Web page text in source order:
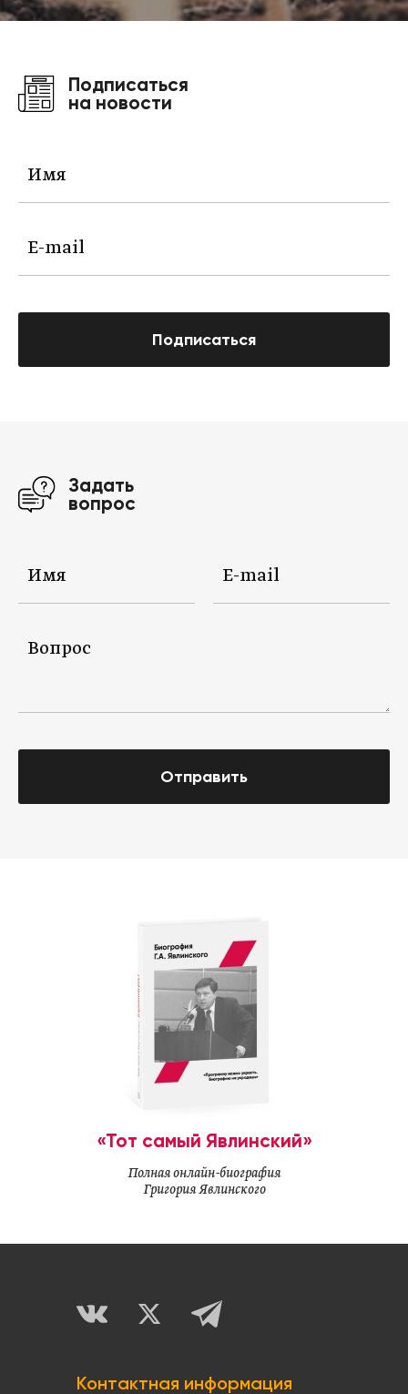
Подписаться
на новости
Подписаться
Задать
вопрос
Отправить
«Тот самый Явлинский»
Полная онлайн-биография
Григория Явлинского
Контактная информация